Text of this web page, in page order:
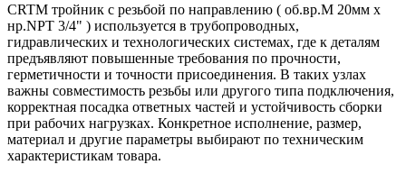
CRTM тройник с резьбой по направлению ( об.вр.М 20мм x
нр.NPT 3/4" ) используется в трубопроводных,
гидравлических и технологических системах, где к деталям
предъявляют повышенные требования по прочности,
герметичности и точности присоединения. В таких узлах
важны совместимость резьбы или другого типа подключения,
корректная посадка ответных частей и устойчивость сборки
при рабочих нагрузках. Конкретное исполнение, размер,
материал и другие параметры выбирают по техническим
характеристикам товара.